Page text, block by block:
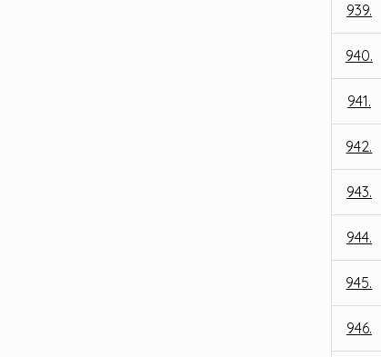
939.
940.
941.
942.
943.
944.
945.
946.